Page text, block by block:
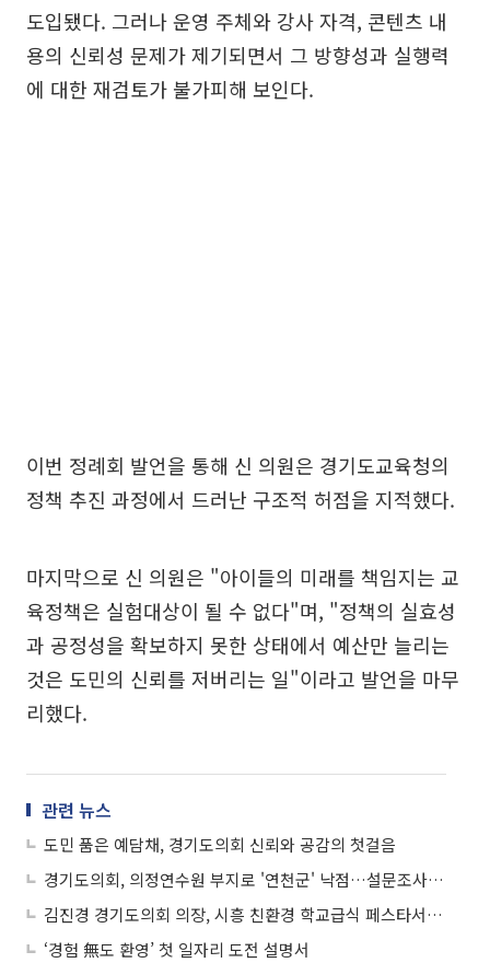
도입됐다. 그러나 운영 주체와 강사 자격, 콘텐츠 내
용의 신뢰성 문제가 제기되면서 그 방향성과 실행력
에 대한 재검토가 불가피해 보인다.
이번 정례회 발언을 통해 신 의원은 경기도교육청의
정책 추진 과정에서 드러난 구조적 허점을 지적했다.
마지막으로 신 의원은 "아이들의 미래를 책임지는 교
육정책은 실험대상이 될 수 없다"며, "정책의 실효성
과 공정성을 확보하지 못한 상태에서 예산만 늘리는
것은 도민의 신뢰를 저버리는 일"이라고 발언을 마무
리했다.
관련 뉴스
도민 품은 예담채, 경기도의회 신뢰와 공감의 첫걸음
경기도의회, 의정연수원 부지로 '연천군' 낙점…설문조사 77% 긍정
김진경 경기도의회 의장, 시흥 친환경 학교급식 페스타서 '기후급식' 도약 선언
‘경험 無도 환영’ 첫 일자리 도전 설명서